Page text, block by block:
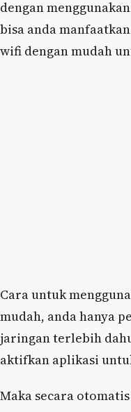
dengan
bisa anda
wifi dengan mudah
Cara untuk
mudah, anda hanya
jaringan terlebih
aktifkan aplikasi
Maka secara